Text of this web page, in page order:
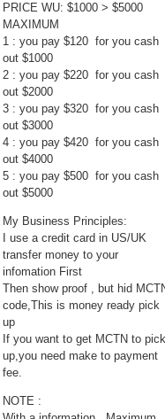
PRICE WU: $1000 > $5000
MAXIMUM
1 : you pay $120 for you cash
out $1000
2 : you pay $220 for you cash
out $2000
3 : you pay $320 for you cash
out $3000
4 : you pay $420 for you cash
out $4000
5 : you pay $500 for you cash
out $5000
My Business Principles:
I use a credit card in US/UK
transfer money to your
infomation First
Then show proof , but hid
code,This is money ready pick
up
If you want to get MCTN to
up,you need make to payment
fee.
NOTE :